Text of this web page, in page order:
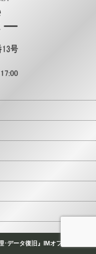
データ復旧』IMオフィス